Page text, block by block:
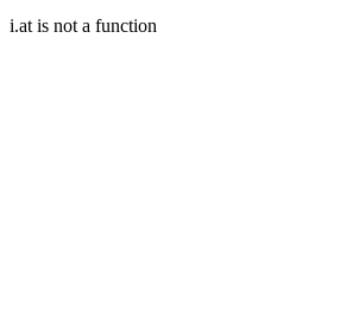
i.at is not a function